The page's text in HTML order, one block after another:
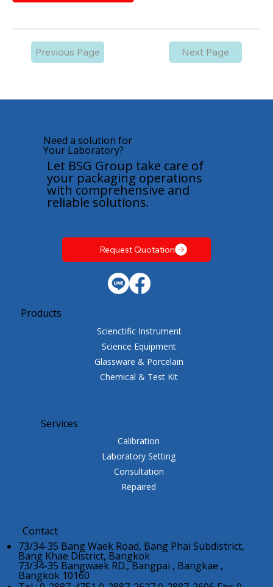
Previous Page Next Page
Need a solution for
Your Laboratory?
Let BSG Group take care of
your packaging operations
with comprehensive and
reliable solutions.
Request Quotation
Products
Scienctific Instrument
Science Equipment
Glassware & Porcelain
Chemical & Test Kit
Services
Calibration
Laboratory Setting
Consultation
Repaired
Contact
73/34-35 Bang Waek Road, Bang Phai Subdistrict,
Bang Khae District, Bangkok
73/34-35 Bangwaek RD., Bangpai , Bangkae ,
Bangkok 10160